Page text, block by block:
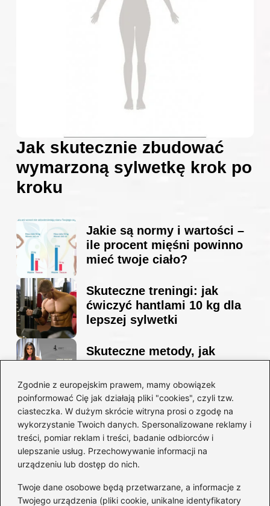
Zgodnie z europejskim prawem, mamy obowiązek
poinformować Cię jak działają pliki "cookies", czyli tzw.
ciasteczka. W dużym skrócie witryna prosi o zgodę na
wykorzystanie Twoich danych. Spersonalizowane reklamy i
treści, pomiar reklam i treści, badanie odbiorców i
ulepszanie usług. Przechowywanie informacji na
urządzeniu lub dostęp do nich.
Twoje dane osobowe będą przetwarzane, a informacje z
Twojego urządzenia (pliki cookie, unikalne identyfikatory
Jak skutecznie zbudować
wymarzoną sylwetkę krok po
kroku
Jakie są normy i wartości –
ile procent mięśni powinno
mieć twoje ciało?
Skuteczne treningi: jak
ćwiczyć hantlami 10 kg dla
lepszej sylwetki
Skuteczne metody, jak
sylwetkę w zaledwie 90 dni
Idealny garnitur: jak dobrać
go do swojej sylwetki?
Kategorie